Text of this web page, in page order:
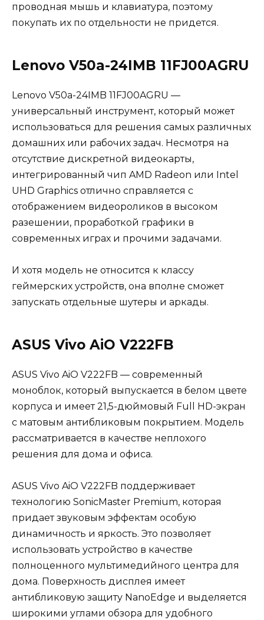
проводная мышь и клавиатура, поэтому
покупать их по отдельности не придется.
Lenovo V50a-24IMB 11FJ00AGRU
Lenovo V50a-24IMB 11FJ00AGRU —
универсальный инструмент, который может
использоваться для решения самых различных
домашних или рабочих задач. Несмотря на
отсутствие дискретной видеокарты,
интегрированный чип AMD Radeon или Intel
UHD Graphics отлично справляется с
отображением видеороликов в высоком
разешении, проработкой графики в
современных играх и прочими задачами.
И хотя модель не относится к классу
геймерских устройств, она вполне сможет
запускать отдельные шутеры и аркады.
ASUS Vivo AiO V222FB
ASUS Vivo AiO V222FB — современный
моноблок, который выпускается в белом цвете
корпуса и имеет 21,5-дюймовый Full HD-экран
с матовым антибликовым покрытием. Модель
рассматривается в качестве неплохого
решения для дома и офиса.
ASUS Vivo AiO V222FB поддерживает
технологию SonicMaster Premium, которая
придает звуковым эффектам особую
динамичность и яркость. Это позволяет
использовать устройство в качестве
полноценного мультимедийного центра для
дома. Поверхность дисплея имеет
антибликовую защиту NanoEdge и выделяется
широкими углами обзора для удобного